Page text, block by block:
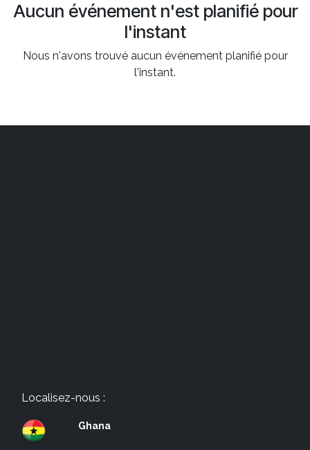
Aucun événement n'est planifié pour
l'instant
Nous n'avons trouvé aucun événement planifié pour
l'instant.
Localisez-nous :
Ghana